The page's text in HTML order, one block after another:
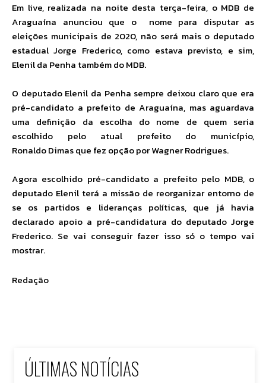
Em live, realizada na noite desta terça-feira, o MDB de
Araguaína anunciou que o nome para disputar as
eleições municipais de 2020, não será mais o deputado
estadual Jorge Frederico, como estava previsto, e sim,
Elenil da Penha também do MDB.
O deputado Elenil da Penha sempre deixou claro que era
pré-candidato a prefeito de Araguaína, mas aguardava
uma definição da escolha do nome de quem seria
escolhido pelo atual prefeito do município,
Ronaldo Dimas que fez opção por Wagner Rodrigues.
Agora escolhido pré-candidato a prefeito pelo MDB, o
deputado Elenil terá a missão de reorganizar entorno de
se os partidos e lideranças políticas, que já havia
declarado apoio a pré-candidatura do deputado Jorge
Frederico. Se vai conseguir fazer isso só o tempo vai
mostrar.
Redação
ÚLTIMAS NOTÍCIAS